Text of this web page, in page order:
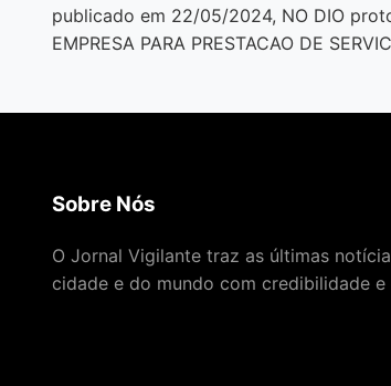
publicado em 22/05/2024, NO DIO
EMPRESA PARA PRESTACAO DE
Sobre Nós
O Jornal Vigilante traz as últimas
cidade e do mundo com credibilidade e